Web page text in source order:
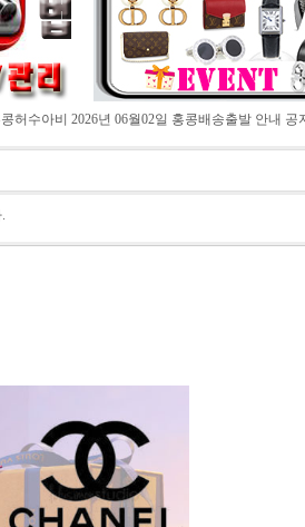
허수아비 2026년 06월02일 홍콩배송출발 안내 공